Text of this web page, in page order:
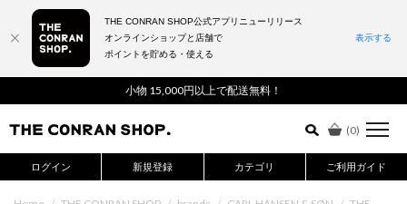
小物 15,000円以上で配送無料！
(0)
ログイン 新規登録 カテゴリ ご利用ガイド
詳細検索はこちら
THE CONRAN SHOP公式アプリニューリリース
オンラインショップと店舗で
ポイントを貯める・使える
表示する